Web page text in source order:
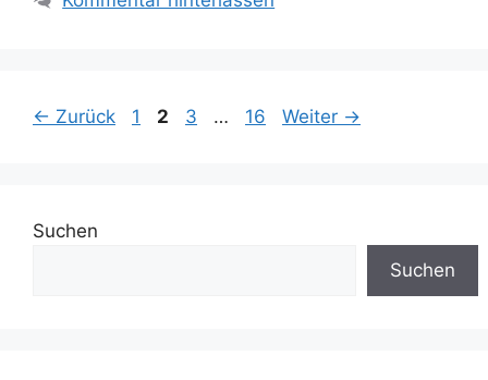
← Zurück Seite
1 Seite
2 Seite
3 … Seite
16 Weiter →
Suchen
Suchen